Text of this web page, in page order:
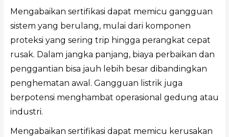
Mengabaikan sertifikasi dapat memicu gangguan
sistem yang berulang, mulai dari komponen
proteksi yang sering trip hingga perangkat cepat
rusak. Dalam jangka panjang, biaya perbaikan dan
penggantian bisa jauh lebih besar dibandingkan
penghematan awal. Gangguan listrik juga
berpotensi menghambat operasional gedung atau
industri.
Mengabaikan sertifikasi dapat memicu kerusakan